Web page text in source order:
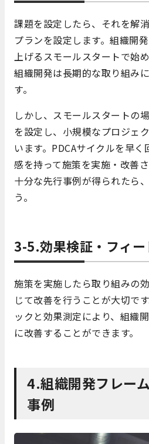
課題を設定したら、それを解
プランを設定します。組織開
上げるスモールスタートで始
組織開発は長期的な取り組み
す。
しかし、スモールスタートの
を設定し、小規模なプロジェ
います。PDCAサイクルを早
感を持って施策を実施・改善
十分な先行事例が得られたら
う。
3-5.効果検証・フィー
施策を実施したら取り組みの
じて改善を行うことが大切で
ックと効果測定により、組織
に改善することができます。
4.組織開発フレー
事例